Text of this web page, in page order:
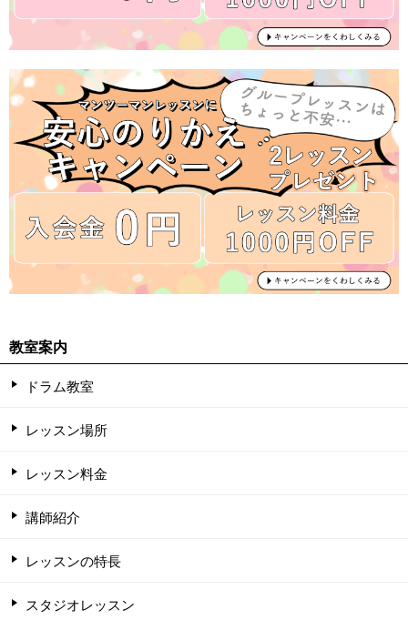
教室案内
ドラム教室
レッスン場所
レッスン料金
講師紹介
レッスンの特長
スタジオレッスン